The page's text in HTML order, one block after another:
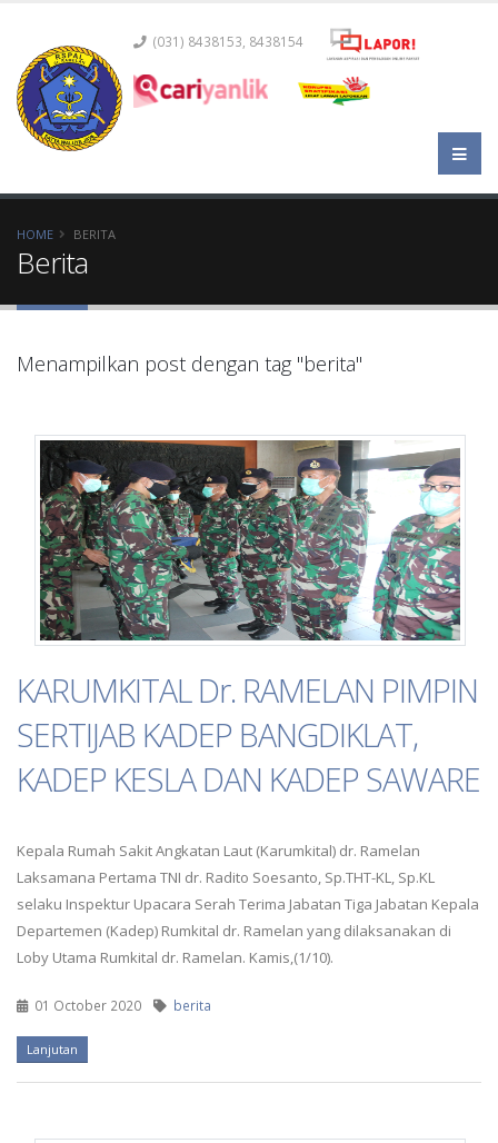
(031) 8438153, 8438154
HOME BERITA
Berita
Menampilkan post dengan tag "berita"
KARUMKITAL Dr. RAMELAN PIMPIN
SERTIJAB KADEP BANGDIKLAT,
KADEP KESLA DAN KADEP SAWARE
Kepala Rumah Sakit Angkatan Laut (Karumkital) dr. Ramelan
Laksamana Pertama TNI dr. Radito Soesanto, Sp.THT-KL, Sp.KL
selaku Inspektur Upacara Serah Terima Jabatan Tiga Jabatan Kepala
Departemen (Kadep) Rumkital dr. Ramelan yang dilaksanakan di
Loby Utama Rumkital dr. Ramelan. Kamis,(1/10).
01 October 2020 berita
Lanjutan